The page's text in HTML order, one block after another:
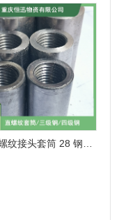
永川直螺纹接头套筒 28 钢筋过丝 水电站国标用料 耐高温腐蚀